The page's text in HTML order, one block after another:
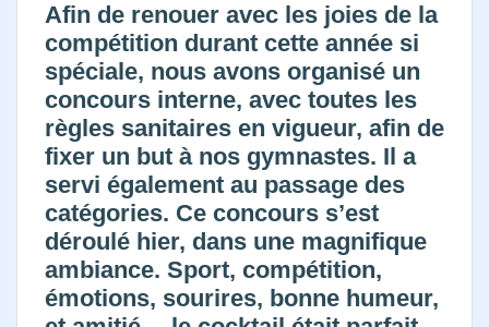
Afin de renouer avec les joies de la
compétition durant cette année si
spéciale, nous avons organisé un
concours interne, avec toutes les
règles sanitaires en vigueur, afin de
fixer un but à nos gymnastes. Il a
servi également au passage des
catégories. Ce concours s’est
déroulé hier, dans une magnifique
ambiance. Sport, compétition,
émotions, sourires, bonne humeur,